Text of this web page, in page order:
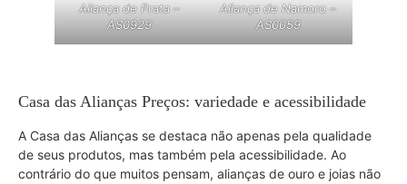
Aliança de Prata –
AS0929
Aliança de Namoro –
AS0059
Casa das Alianças Preços: variedade e acessibilidade
A Casa das Alianças se destaca não apenas pela qualidade
de seus produtos, mas também pela acessibilidade. Ao
contrário do que muitos pensam, alianças de ouro e joias não